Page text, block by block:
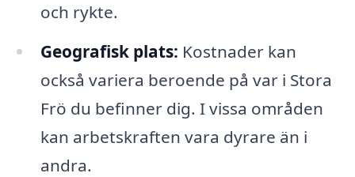
och rykte.
Geografisk plats: Kostnader kan
också variera beroende på var i Stora
Frö du befinner dig. I vissa områden
kan arbetskraften vara dyrare än i
andra.